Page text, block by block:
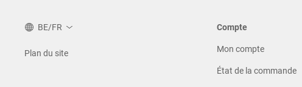
BE/FR
Plan du site
Compte
Mon compte
État de la commande